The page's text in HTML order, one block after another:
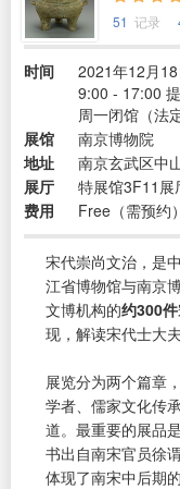
51 记录
时间
2021年12月
9:00 - 17:00
周一闭馆（法
展馆
南京博物院
地址
南京玄武区中
展厅
特展馆3F11展
费用
Free（需预约）
宋代崇尚文治，是
江省博物馆与南京
文博机构的约300件
现，解读宋代士大
展览分为两个篇章
学者、儒家文化传
道。最重要的展品
书出自南宋官员徐
体现了南宋中后期